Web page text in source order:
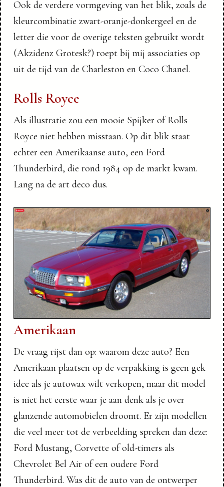
Ook de verdere vormgeving van het blik, zoals de
kleurcombinatie zwart-oranje-donkergeel en de
letter die voor de overige teksten gebruikt wordt
(Akzidenz Grotesk?) roept bij mij associaties op
uit de tijd van de Charleston en Coco Chanel.
Rolls Royce
Als illustratie zou een mooie Spijker of Rolls
Royce niet hebben misstaan. Op dit blik staat
echter een Amerikaanse auto, een Ford
Thunderbird, die rond 1984 op de markt kwam.
Lang na de art deco dus.
Amerikaan
De vraag rijst dan op: waarom deze auto? Een
Amerikaan plaatsen op de verpakking is geen gek
idee als je autowax wilt verkopen, maar dit model
is niet het eerste waar je aan denk als je over
glanzende automobielen droomt. Er zijn modellen
die veel meer tot de verbeelding spreken dan deze:
Ford Mustang, Corvette of old-timers als
Chevrolet Bel Air of een oudere Ford
Thunderbird. Was dit de auto van de ontwerper